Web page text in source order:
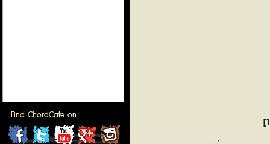
Find ChordCafe on:
ChordCafeChordCafeChordCafeChordCafe